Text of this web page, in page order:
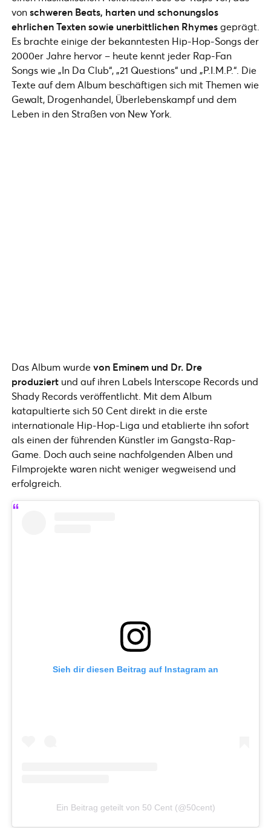
vonschweren Beats, harten und schonungslos
ehrlichen Texten sowie unerbittlichen Rhymesgeprägt.
Es brachte einige der bekanntesten Hip-Hop-Songs der
2000er Jahre hervor – heute kennt jeder Rap-Fan
Songs wie „In Da Club“, „21 Questions“ und „P.I.M.P.“. Die
Texte auf dem Album beschäftigen sich mit Themen wie
Gewalt, Drogenhandel, Überlebenskampf und dem
Leben in den Straßen von New York.
Das Album wurdevon Eminem und Dr. Dre
produziert und auf ihren Labels Interscope Records und
Shady Records veröffentlicht. Mit dem Album
katapultierte sich 50 Cent direkt in die erste
internationale Hip-Hop-Liga und etablierte ihn sofort
als einen der führenden Künstler im Gangsta-Rap-
Game. Doch auch seine nachfolgenden Alben und
Filmprojekte waren nicht weniger wegweisend und
erfolgreich.
Sieh dir diesen Beitrag auf Instagram an
Ein Beitrag geteilt von 50 Cent (@50cent)